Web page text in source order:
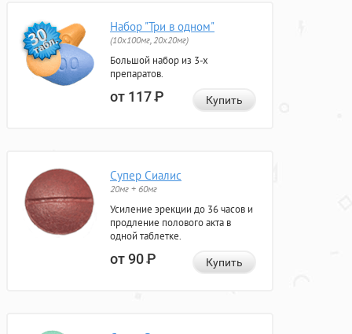
Набор "Три в одном"
(10x100мг, 20x20мг)
Большой набор из 3-х
препаратов.
от 117Р Купить
Супер Сиалис
20мг + 60мг
Усиление эрекции до 36 часов и
продление полового акта в
одной таблетке.
от 90Р Купить